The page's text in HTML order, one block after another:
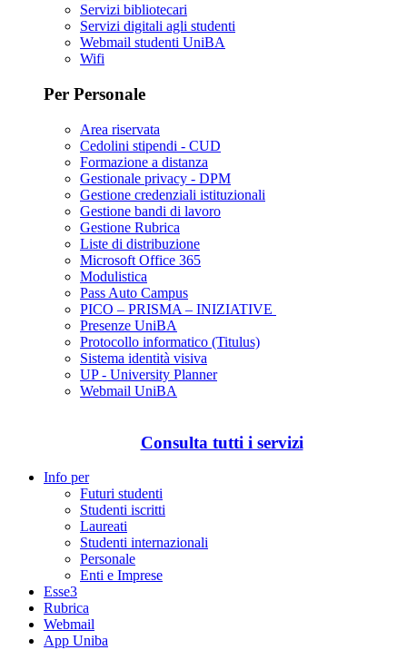
Servizi bibliotecari
Servizi digitali agli studenti
Webmail studenti UniBA
Wifi
Per Personale
Area riservata
Cedolini stipendi - CUD
Formazione a distanza
Gestionale privacy - DPM
Gestione credenziali istituzionali
Gestione bandi di lavoro
Gestione Rubrica
Liste di distribuzione
Microsoft Office 365
Modulistica
Pass Auto Campus
PICO – PRISMA – INIZIATIVE
Presenze UniBA
Protocollo informatico (Titulus)
Sistema identità visiva
UP - University Planner
Webmail UniBA
Consulta tutti i servizi
Info per
Futuri studenti
Studenti iscritti
Laureati
Studenti internazionali
Personale
Enti e Imprese
Esse3
Rubrica
Webmail
App Uniba